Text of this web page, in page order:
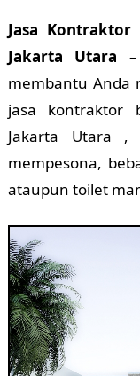
Jasa Kontraktor
Jakarta Utara
membantu Anda
jasa kontraktor
Jakarta Utara ,
mempesona,
ataupun toilet